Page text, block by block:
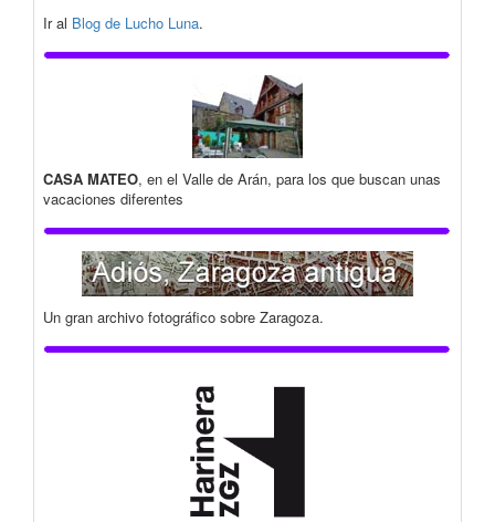
Ir al Blog de Lucho Luna.
CASA MATEO, en el Valle de Arán, para los que buscan unas
vacaciones diferentes
Un gran archivo fotográfico sobre Zaragoza.